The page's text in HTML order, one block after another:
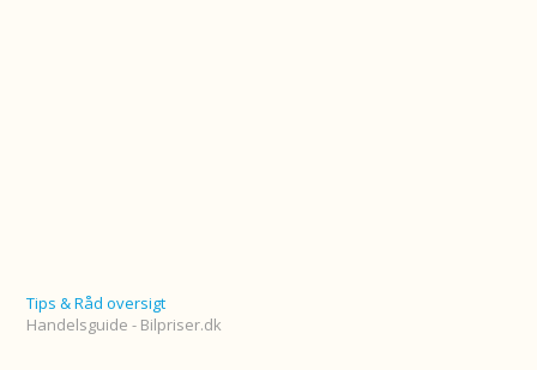
Tips & Råd oversigt
Handelsguide - Bilpriser.dk